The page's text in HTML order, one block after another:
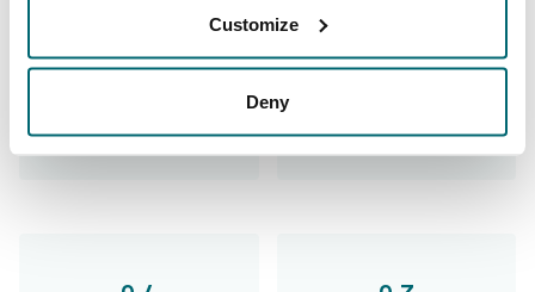
Customize
Deny
9,7
Algemeen
9,2
Faciliteiten